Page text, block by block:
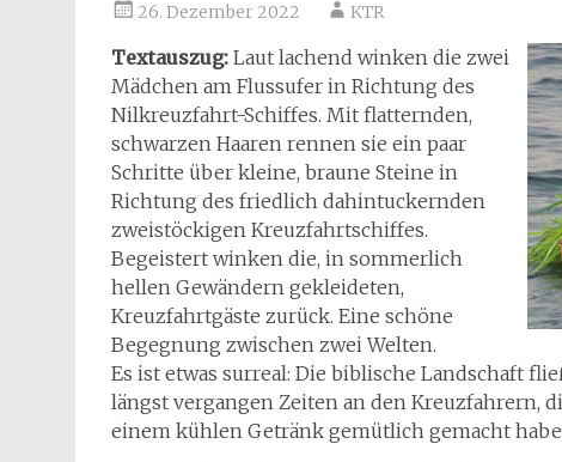
26. Dezember 2022 KTR
Textauszug: Laut lachend winken die zwei
Mädchen am Flussufer in Richtung des
Nilkreuzfahrt-Schiffes. Mit flatternden,
schwarzen Haaren rennen sie ein paar
Schritte über kleine, braune Steine in
Richtung des friedlich dahintuckernden
zweistöckigen Kreuzfahrtschiffes.
Begeistert winken die, in sommerlich
hellen Gewändern gekleideten,
Kreuzfahrtgäste zurück. Eine schöne
Begegnung zwischen zwei Welten.
Es ist etwas surreal: Die biblische Landschaft
längst vergangen Zeiten an den Kreuzfahrern,
einem kühlen Getränk gemütlich gemacht